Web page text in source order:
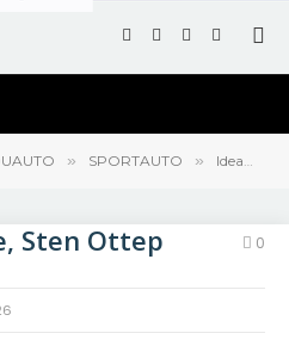
Facebook
X
(Twitter)
Instagram
YouTube
» SPORTAUTO » Ideaalse „juhi auto“ otsinguil – Dallara Stradale
Sten Ottep 0